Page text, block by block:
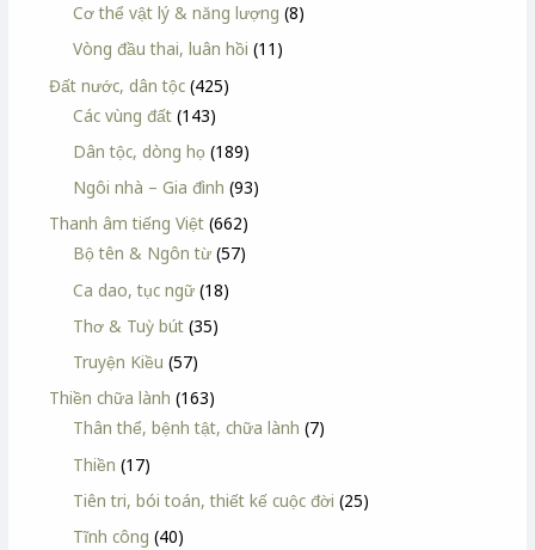
Cơ thể vật lý & năng lượng (8)
Vòng đầu thai, luân hồi (11)
Đất nước, dân tộc (425)
Các vùng đất (143)
Dân tộc, dòng họ (189)
Ngôi nhà – Gia đình (93)
Thanh âm tiếng Việt (662)
Bộ tên & Ngôn từ (57)
Ca dao, tục ngữ (18)
Thơ & Tuỳ bút (35)
Truyện Kiều (57)
Thiền chữa lành (163)
Thân thể, bệnh tật, chữa lành (7)
Thiền (17)
Tiên tri, bói toán, thiết kế cuộc đời (25)
Tĩnh công (40)